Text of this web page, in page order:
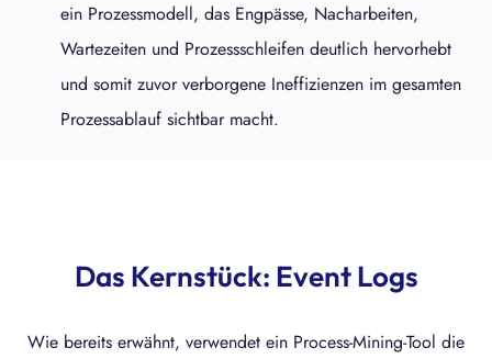
ein Prozessmodell, das Engpässe, Nacharbeiten,
Wartezeiten und Prozessschleifen deutlich hervorhebt
und somit zuvor verborgene Ineffizienzen im gesamten
Prozessablauf sichtbar macht.
Das Kernstück: Event Logs
Wie bereits erwähnt, verwendet ein Process-Mining-Tool die